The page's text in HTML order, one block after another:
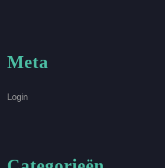
Meta
Login